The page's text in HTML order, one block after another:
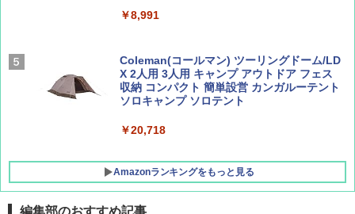
￥1,500
￥1,540
￥8,991
Coleman(コールマン) ツーリングドーム/LD
X 2人用 3人用 キャンプ アウトドア フェス
収納 コンパクト 簡単設営 カンガルーテント
ソロキャンプ ソロテント
￥20,718
Amazonランキングをもっと見る